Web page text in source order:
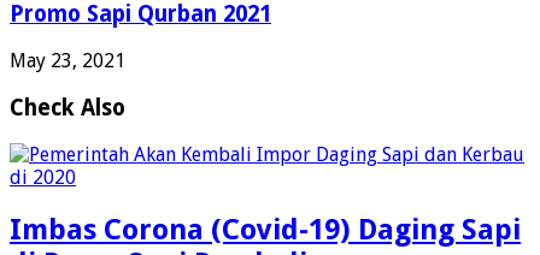
Promo Sapi Qurban 2021
May 23, 2021
Check Also
Imbas Corona (Covid-19) Daging Sapi